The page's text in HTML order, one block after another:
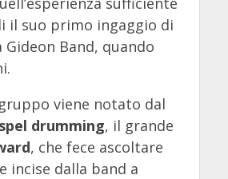
il suo primo ingaggio di
Gideon Band, quando
viene notato dal
drumming, il grande
, che fece ascoltare
incise dalla band a